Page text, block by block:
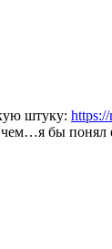
штуку:
бы